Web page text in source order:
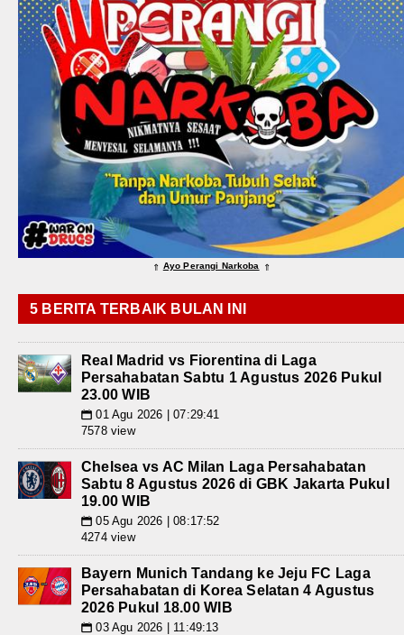
⇑ Ayo Perangi Narkoba ⇑
5 BERITA TERBAIK BULAN INI
Real Madrid vs Fiorentina di Laga
Persahabatan Sabtu 1 Agustus 2026 Pukul
23.00 WIB
📅 01 Agu 2026 | 07:29:41
7578 view
Chelsea vs AC Milan Laga Persahabatan
Sabtu 8 Agustus 2026 di GBK Jakarta Pukul
19.00 WIB
📅 05 Agu 2026 | 08:17:52
4274 view
Bayern Munich Tandang ke Jeju FC Laga
Persahabatan di Korea Selatan 4 Agustus
2026 Pukul 18.00 WIB
📅 03 Agu 2026 | 11:49:13